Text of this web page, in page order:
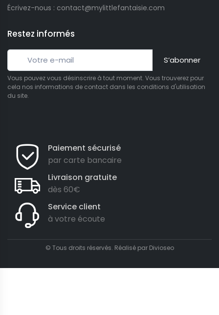
Écrivez-nous : contact@mylittlefantaisie.com
Restez informés
S’abonner
Vous pouvez vous désinscrire à tout moment. Vous trouverez pour
cela nos informations de contact dans les conditions d'utilisation
du site.
Paiement sécurisé
par carte bancaire
Livraison gratuite
dès 60€
Service client
à votre écoute
© Tous droits réservés. Réalisé par Divioseo